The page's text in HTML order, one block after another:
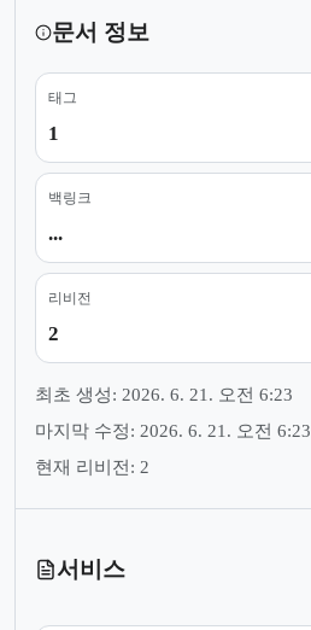
문서 정보
태그
1
백링크
...
리비전
2
최초 생성: 2026. 6. 21. 오전 6:23
마지막 수정: 2026. 6. 21. 오전 6:23
현재 리비전: 2
서비스